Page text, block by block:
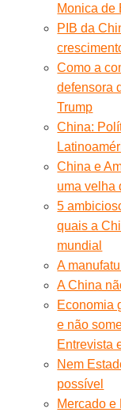
Monica de
PIB da
Como a
defensora
Trump
China:
China e
uma velha
5
quais a
mundial
A
A China
Economia
e não
Entrevista
Nem
possível
Mercado